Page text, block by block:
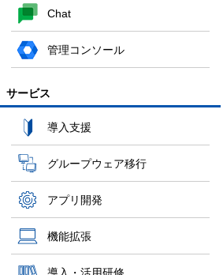
Chat
管理コンソール
サービス
導入支援
グループウェア移行
アプリ開発
機能拡張